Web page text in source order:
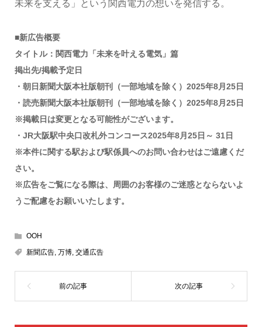
未来を支える」という関西電力の想いを発信する。
■新広告概要
タイトル：関西電力「未来を叶える電気」篇
掲出先/掲載予定日
・朝日新聞大阪本社版朝刊（一部地域を除く）2025年8月25日
・読売新聞大阪本社版朝刊（一部地域を除く）2025年8月25日
※掲載日は変更となる可能性がございます。
・JR大阪駅中央口改札外コンコース2025年8月25日～ 31日
※本件に関する駅および駅係員へのお問い合わせはご遠慮くだ
さい。
※広告をご覧になる際は、周囲のお客様のご迷惑とならないよ
うご配慮をお願いいたします。
OOH
新聞広告, 万博, 交通広告